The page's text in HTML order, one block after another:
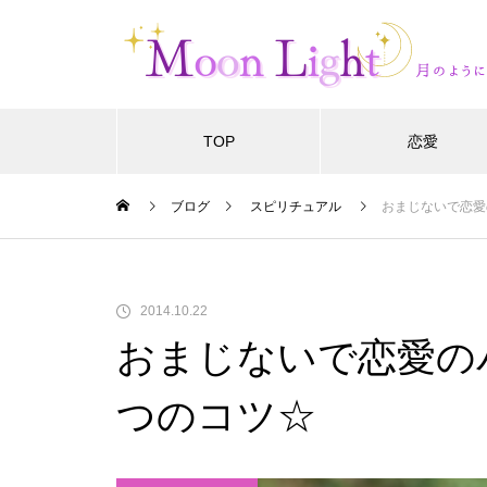
TOP 恋愛
ブログ スピリチュアル おまじないで恋
2014.10.22
おまじないで恋愛
つのコツ☆